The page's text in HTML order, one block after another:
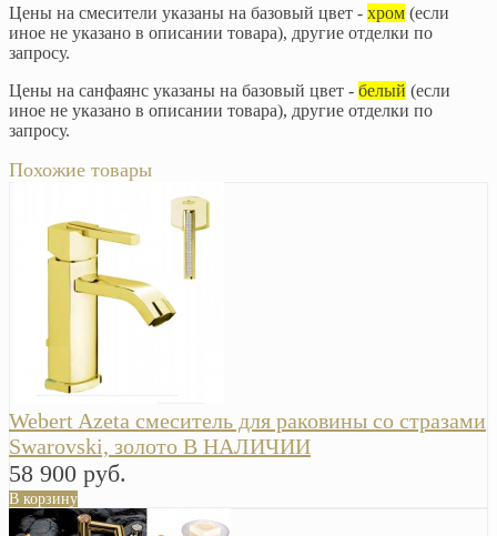
Цены на смесители указаны на базовый цвет - хром (если
иное не указано в описании товара), другие отделки по
запросу.
Цены на санфаянс указаны на базовый цвет - белый (если
иное не указано в описании товара), другие отделки по
запросу.
Похожие товары
Webert Azeta смеситель для раковины со стразами
Swarovski, золото В НАЛИЧИИ
58 900 руб.
В корзину